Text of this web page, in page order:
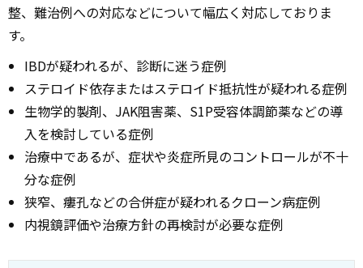
整、難治例への対応などについて幅広く対応しておりま
す。
IBDが疑われるが、診断に迷う症例
ステロイド依存またはステロイド抵抗性が疑われる症例
生物学的製剤、JAK阻害薬、S1P受容体調節薬などの導
入を検討している症例
治療中であるが、症状や炎症所見のコントロールが不十
分な症例
狭窄、瘻孔などの合併症が疑われるクローン病症例
内視鏡評価や治療方針の再検討が必要な症例